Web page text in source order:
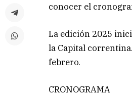
conocer el
La edición 2025
la Capital
febrero.
CRONOGRAMA